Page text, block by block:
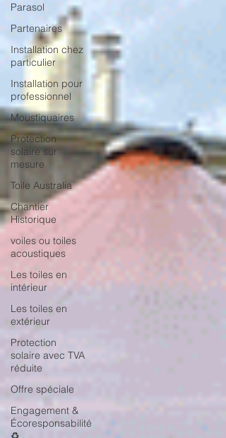
Parasol
Partenaires
Installation chez
particulier
Installation pour
professionnel
Moustiquaires
Protection
solaire sur
mesure
Toile Australia
Chantier
Historique
voiles ou toiles
acoustiques
Les toiles en
intérieur
Les toiles en
extérieur
Protection
solaire avec TVA
réduite
Offre spéciale
Engagement &
Écoresponsabilité